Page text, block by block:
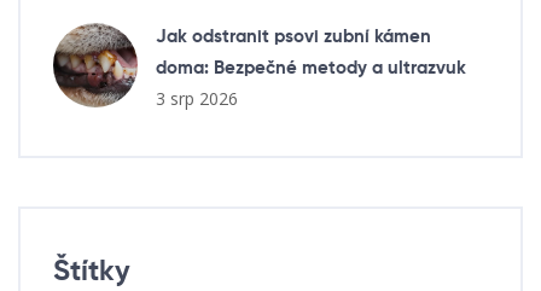
Jak odstranit psovi zubní kámen
doma: Bezpečné metody a ultrazvuk
3 srp 2026
Štítky